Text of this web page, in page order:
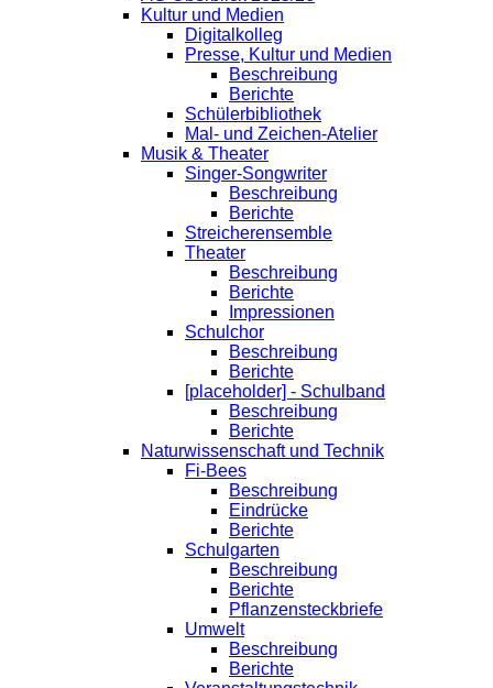
Kultur und Medien
Digitalkolleg
Presse, Kultur und Medien
Beschreibung
Berichte
Schülerbibliothek
Mal- und Zeichen-Atelier
Musik & Theater
Singer-Songwriter
Beschreibung
Berichte
Streicherensemble
Theater
Beschreibung
Berichte
Impressionen
Schulchor
Beschreibung
Berichte
[placeholder] - Schulband
Beschreibung
Berichte
Naturwissenschaft und Technik
Fi-Bees
Beschreibung
Eindrücke
Berichte
Schulgarten
Beschreibung
Berichte
Pflanzensteckbriefe
Umwelt
Beschreibung
Berichte